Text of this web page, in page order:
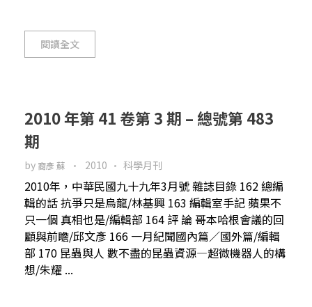
閱讀全文
2010 年第 41 卷第 3 期 – 總號第 483
期
by 裔彥 蘇 2010 科學月刊
2010年，中華民國九十九年3月號 雜誌目錄 162 總編
輯的話 抗爭只是烏龍/林基興 163 編輯室手記 蘋果不
只一個 真相也是/編輯部 164 評 論 哥本哈根會議的回
顧與前瞻/邱文彥 166 一月紀聞國內篇／國外篇/編輯
部 170 昆蟲與人 數不盡的昆蟲資源—超微機器人的構
想/朱耀 ...